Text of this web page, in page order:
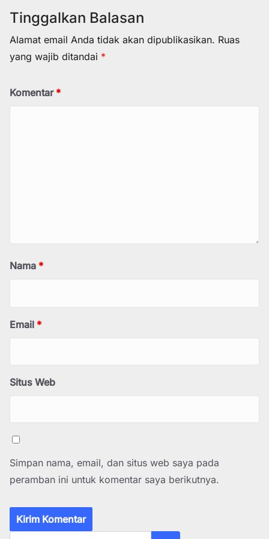
Tinggalkan Balasan
Alamat email Anda tidak akan dipublikasikan. Ruas
yang wajib ditandai *
Komentar *
Nama *
Email *
Situs Web
Simpan nama, email, dan situs web saya pada
peramban ini untuk komentar saya berikutnya.